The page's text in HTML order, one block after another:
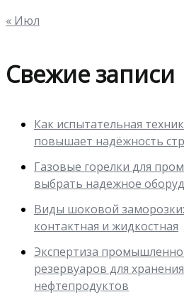
« Июл
Свежие записи
Как испытательная
повышает надёжность
Газовые горелки для
выбрать надежное
Виды шоковой
контактная и жидкостная
Экспертиза
резервуаров для
нефтепродуктов